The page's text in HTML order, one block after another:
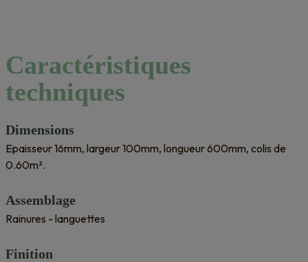
Caractéristiques
techniques
Dimensions
Epaisseur 16mm, largeur 100mm, longueur 600mm, colis de
0.60m².
Assemblage
Rainures - languettes
Finition